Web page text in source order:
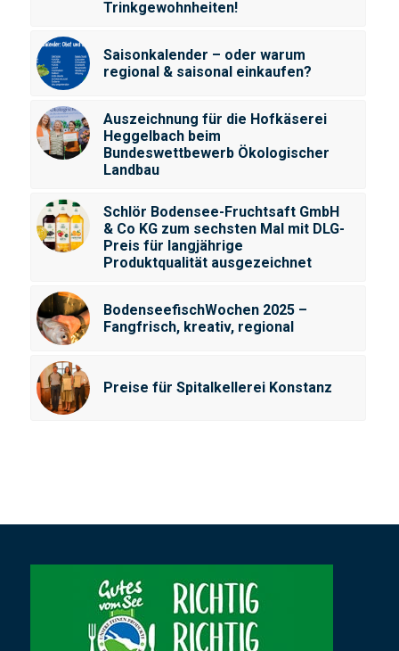
Trinkgewohnheiten!
Saisonkalender – oder warum
regional & saisonal einkaufen?
Auszeichnung für die Hofkäserei
Heggelbach beim
Bundeswettbewerb Ökologischer
Landbau
Schlör Bodensee-Fruchtsaft GmbH
& Co KG zum sechsten Mal mit DLG-
Preis für langjährige
Produktqualität ausgezeichnet
BodenseefischWochen 2025 –
Fangfrisch, kreativ, regional
Preise für Spitalkellerei Konstanz